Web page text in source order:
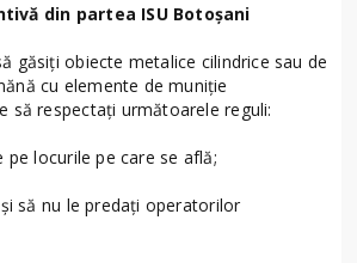
din partea ISU Botoșani
găsiți obiecte metalice cilindrice sau de
cu elemente de muniție
să respectați următoarele reguli:
pe locurile pe care se află;
să nu le predați operatorilor